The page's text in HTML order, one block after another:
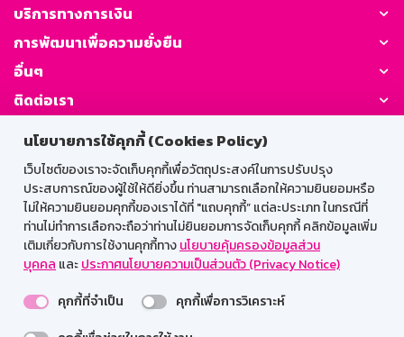
นโยบายการใช้คุกกี้ (Cookies Policy)
เว็บไซต์ของเราจะจัดเก็บคุกกี้เพื่อวัตถุประสงค์ในการปรับปรุง
ประสบการณ์ของผู้ใช้ให้ดียิ่งขึ้น ท่านสามารถเลือกให้ความยินยอมหรือ
ไม่ให้ความยินยอมคุกกี้ของเราได้ที่ "แถบคุกกี้” แต่ละประเภท ในกรณีที่
ท่านไม่ทำการเลือกจะถือว่าท่านไม่ยินยอมการจัดเก็บคุกกี้ คลิกข้อมูลเพิ่ม
เติมเกี่ยวกับการใช้งานคุกกี้ทางนโยบายคุ้มครองข้อมูลส่วน
บุคคล และประกาศนโยบายความเป็นส่วนตัว (Privacy Notice)
คุกกี้ที่จำเป็น
คุกกี้เพื่อการวิเคราะห์
บริการทางการเงิน
การพัฒนาเพื่อความยั่งยืน
อื่นๆ
ติดต่อเรา
GSB Society:
สำหรับพนักงาน
Web HR
GSB Wisdom
M-Search
เข้าสู่ระบบเน็ตเมล